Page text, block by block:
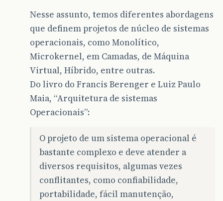
Nesse assunto, temos diferentes abordagens
que definem projetos de núcleo de sistemas
operacionais, como Monolítico,
Microkernel, em Camadas, de Máquina
Virtual, Híbrido, entre outras.
Do livro do Francis Berenger e Luiz Paulo
Maia, “Arquitetura de sistemas
Operacionais”:
O projeto de um sistema operacional é
bastante complexo e deve atender a
diversos requisitos, algumas vezes
conflitantes, como confiabilidade,
portabilidade, fácil manutenção,